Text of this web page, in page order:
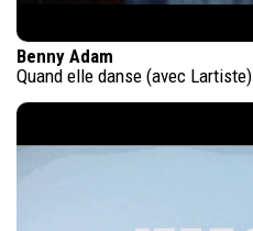
Benny Adam
Quand elle danse (avec Lartiste)